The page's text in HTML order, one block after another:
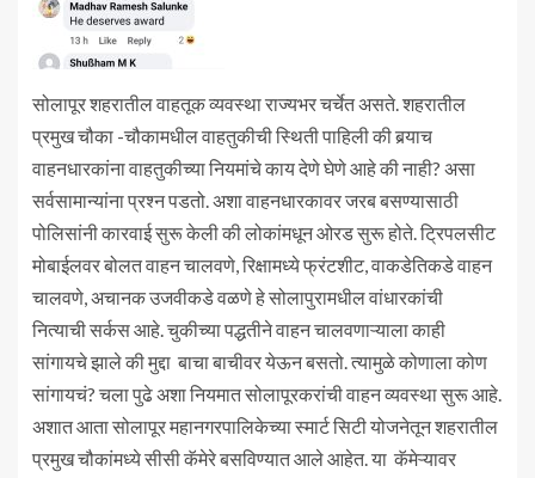
सोलापूर शहरातील वाहतूक व्यवस्था राज्यभर चर्चेत असते. शहरातील
प्रमुख चौका -चौकामधील वाहतुकीची स्थिती पाहिली की बर्‍याच
वाहनधारकांना वाहतुकीच्या नियमांचे काय देणे घेणे आहे की नाही? असा
सर्वसामान्यांना प्रश्न पडतो. अशा वाहनधारकावर जरब बसण्यासाठी
पोलिसांनी कारवाई सुरू केली की लोकांमधून ओरड सुरू होते. ट्रिपलसीट
मोबाईलवर बोलत वाहन चालवणे, रिक्षामध्ये फ्रंटशीट, वाकडेतिकडे वाहन
चालवणे, अचानक उजवीकडे वळणे हे सोलापुरामधील वांधारकांची
नित्याची सर्कस आहे. चुकीच्या पद्धतीने वाहन चालवणाऱ्याला काही
सांगायचे झाले की मुद्दा बाचा बाचीवर येऊन बसतो. त्यामुळे कोणाला कोण
सांगायचं? चला पुढे अशा नियमात सोलापूरकरांची वाहन व्यवस्था सुरू आहे.
अशात आता सोलापूर महानगरपालिकेच्या स्मार्ट सिटी योजनेतून शहरातील
प्रमुख चौकांमध्ये सीसी कॅमेरे बसविण्यात आले आहेत. या कॅमेऱ्यावर